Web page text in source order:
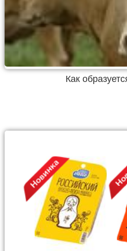
Как